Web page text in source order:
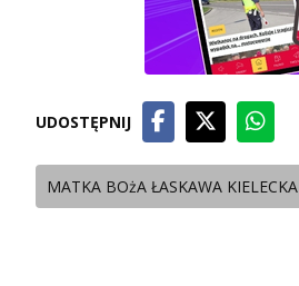
UDOSTĘPNIJ
MATKA BOżA ŁASKAWA KIELECKA